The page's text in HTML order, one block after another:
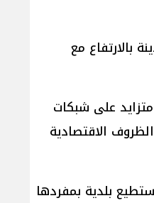
بالارتفاع مع
على شبكات
الاقتصادية
بلدية بمفردها